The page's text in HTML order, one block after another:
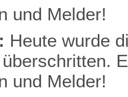
und Melder!
Heute wurde
und Melder!